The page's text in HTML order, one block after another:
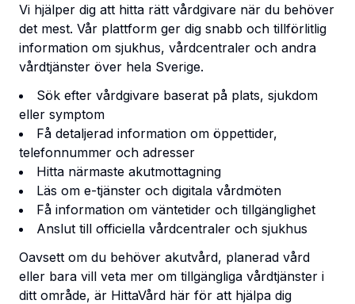
Vi hjälper dig att hitta rätt vårdgivare när du behöver
det mest. Vår plattform ger dig snabb och tillförlitlig
information om sjukhus, vårdcentraler och andra
vårdtjänster över hela Sverige.
Sök efter vårdgivare baserat på plats, sjukdom
eller symptom
Få detaljerad information om öppettider,
telefonnummer och adresser
Hitta närmaste akutmottagning
Läs om e-tjänster och digitala vårdmöten
Få information om väntetider och tillgänglighet
Anslut till officiella vårdcentraler och sjukhus
Oavsett om du behöver akutvård, planerad vård
eller bara vill veta mer om tillgängliga vårdtjänster i
ditt område, är HittaVård här för att hjälpa dig